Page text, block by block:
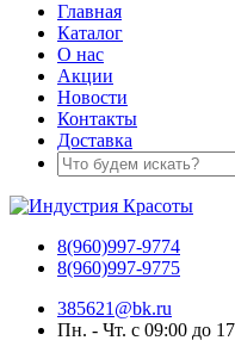
Главная
Каталог
О нас
Акции
Новости
Контакты
Доставка
8(960)997-9774
8(960)997-9775
385621@bk.ru
Пн. - Чт. с 09:00 до